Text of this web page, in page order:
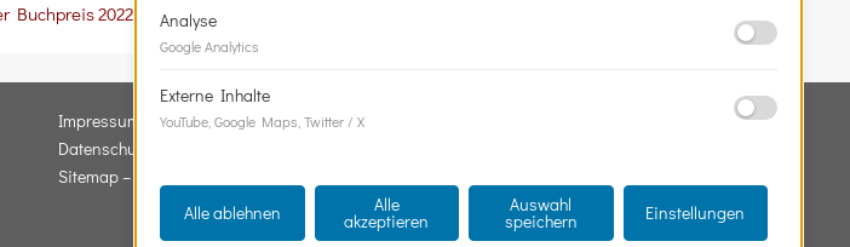
Buchpreis 2022 – Shortlist
Impressum
Datenschutz
Sitemap – Beiträge & Seiten
Analyse
Google Analytics
Externe Inhalte
YouTube, Google Maps, Twitter / X
Alle ablehnen Alle
akzeptieren
Auswahl
speichern Einstellungen